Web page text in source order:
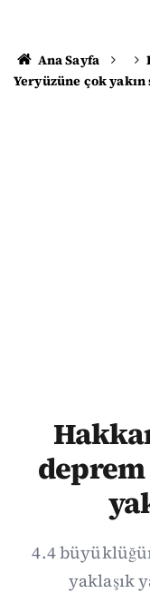
Ana Sayfa
Yeryüzüne çok yakın
4.4
yaklaşık